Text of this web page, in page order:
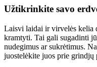
Užtikrinkite savo
Laisvi laidai ir virvelės kelia
kramtyti. Tai gali sugadinti
nudegimus ar sukrėtimus.
juostelėkite juos prie grindjų